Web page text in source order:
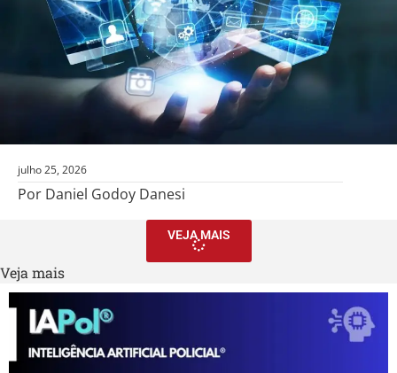
julho 25, 2026
Por Daniel Godoy Danesi
VEJA MAIS
Veja mais